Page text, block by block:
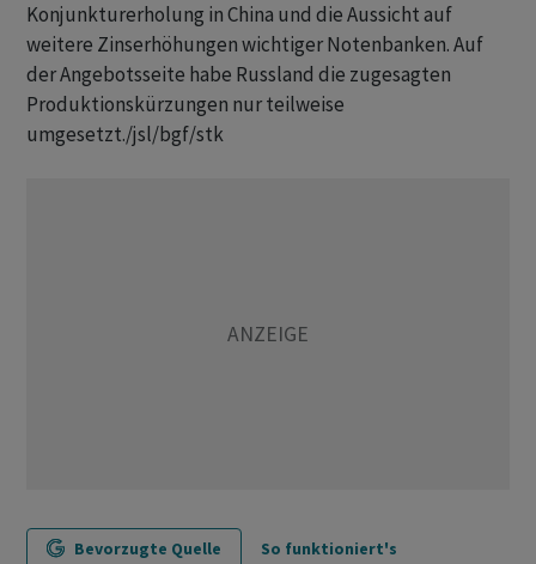
Konjunkturerholung in China und die Aussicht auf
weitere Zinserhöhungen wichtiger Notenbanken. Auf
der Angebotsseite habe Russland die zugesagten
Produktionskürzungen nur teilweise
umgesetzt./jsl/bgf/stk
Bevorzugte Quelle So funktioniert's